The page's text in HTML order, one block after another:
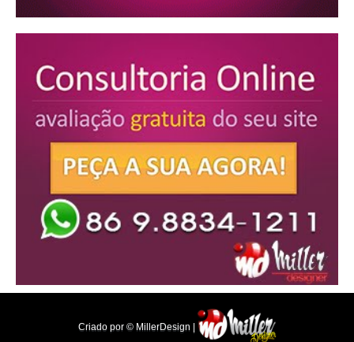
Criado por © MillerDesign |